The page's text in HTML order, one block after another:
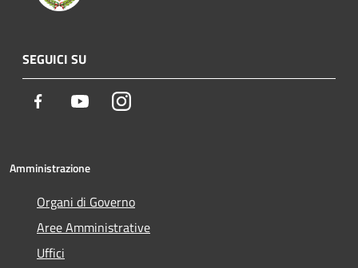
SEGUICI SU
Facebook YoutubeInstagram
Amministrazione
Organi di Governo
Aree Amministrative
Uffici